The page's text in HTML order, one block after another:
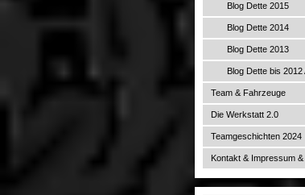
Blog Dette 2015
Blog Dette 2014
Blog Dette 2013
Blog Dette bis 2012
Team & Fahrzeuge
Die Werkstatt 2.0
Teamgeschichten 2024
Kontakt & Impressum